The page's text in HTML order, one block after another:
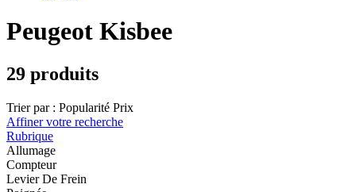
Peugeot Kisbee
29 produits
Trier par : Popularité Prix
Affiner votre recherche
Rubrique
Allumage
Compteur
Levier De Frein